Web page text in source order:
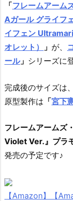
「フレームアーム
Aガール グライフ
イフェン
オレット）
」 が、
ール」 シリーズに
完成後のサイズは、
原型製作は 「宮下
フレームアームズ
Violet Ver.』プラ
発売の予定です♪
【Amazon】【